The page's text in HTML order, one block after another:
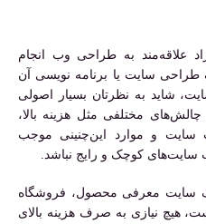
علاقه‌مند به طراحی وب انجام
سایت یا برنامه نویسی آن
شاید به نظرتان بسیار اصولی
مختلفی مثل هزینه بالا،
و موارد این‌چنینی موجب
کوچک و رایج نباشد.
سایت معرفی محصول، فروشگاه
هیچ نیازی به صرف هزینه بالای